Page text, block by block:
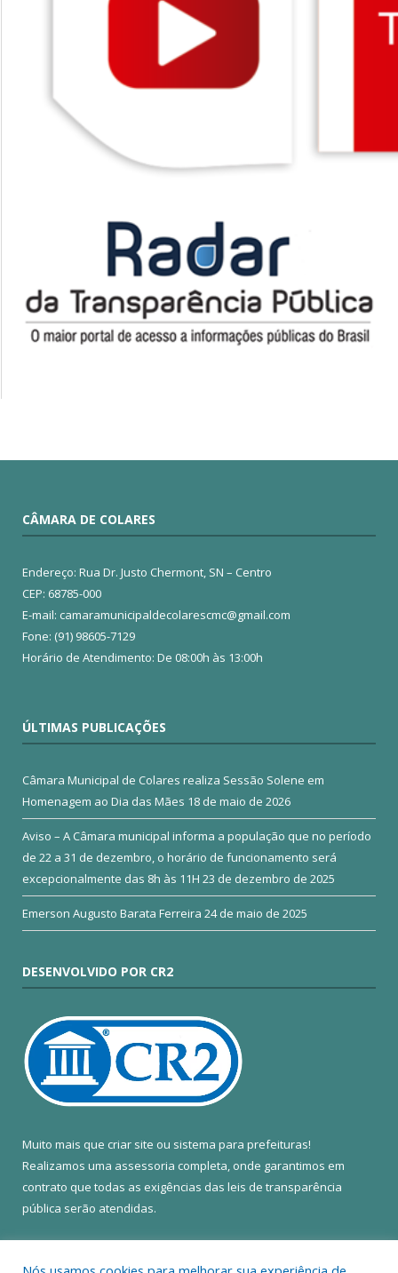
CÂMARA DE COLARES
Endereço: Rua Dr. Justo Chermont, SN – Centro
CEP: 68785-000
E-mail: camaramunicipaldecolarescmc@gmail.com
Fone: (91) 98605-7129
Horário de Atendimento: De 08:00h às 13:00h
ÚLTIMAS PUBLICAÇÕES
Câmara Municipal de Colares realiza Sessão Solene em
Homenagem ao Dia das Mães 18 de maio de 2026
Aviso – A Câmara municipal informa a população que no período
de 22 a 31 de dezembro, o horário de funcionamento será
excepcionalmente das 8h às 11H 23 de dezembro de 2025
Emerson Augusto Barata Ferreira 24 de maio de 2025
DESENVOLVIDO POR CR2
Muito mais que criar site ou sistema para prefeituras!
Realizamos uma assessoria completa, onde garantimos em
contrato que todas as exigências das leis de transparência
pública serão atendidas.